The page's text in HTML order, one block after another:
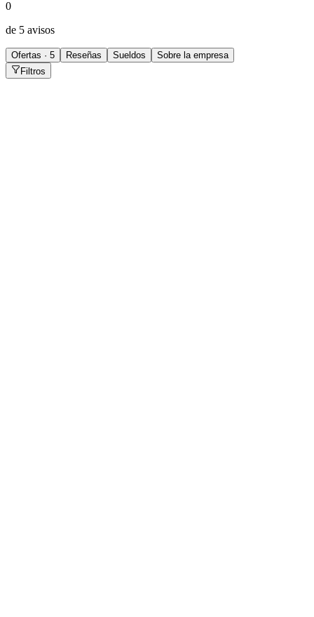
0
de 5 avisos
Ofertas · 5 Reseñas Sueldos
Sobre la empresa
Filtros